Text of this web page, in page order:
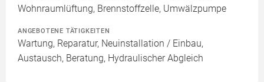
Wohnraumlüftung, Brennstoffzelle, Umwälzpumpe
ANGEBOTENE TÄTIGKEITEN
Wartung, Reparatur, Neuinstallation / Einbau,
Austausch, Beratung, Hydraulischer Abgleich